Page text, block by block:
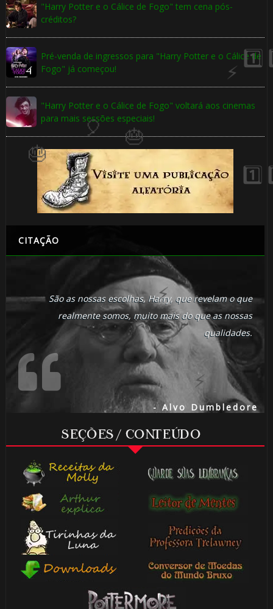
"Harry Potter e o Cálice de Fogo" tem cena pós-
créditos?
Pré-venda de ingressos para "Harry Potter e o Cálice de
Fogo" já começou!
"Harry Potter e o Cálice de Fogo" voltará aos cinemas
para mais sessões especiais!
CITAÇÃO
São as nossas escolhas, Harry, que revelam o que
realmente somos, muito mais do que as nossas
qualidades.
- Alvo Dumbledore
SEÇÕES / CONTEÚDO